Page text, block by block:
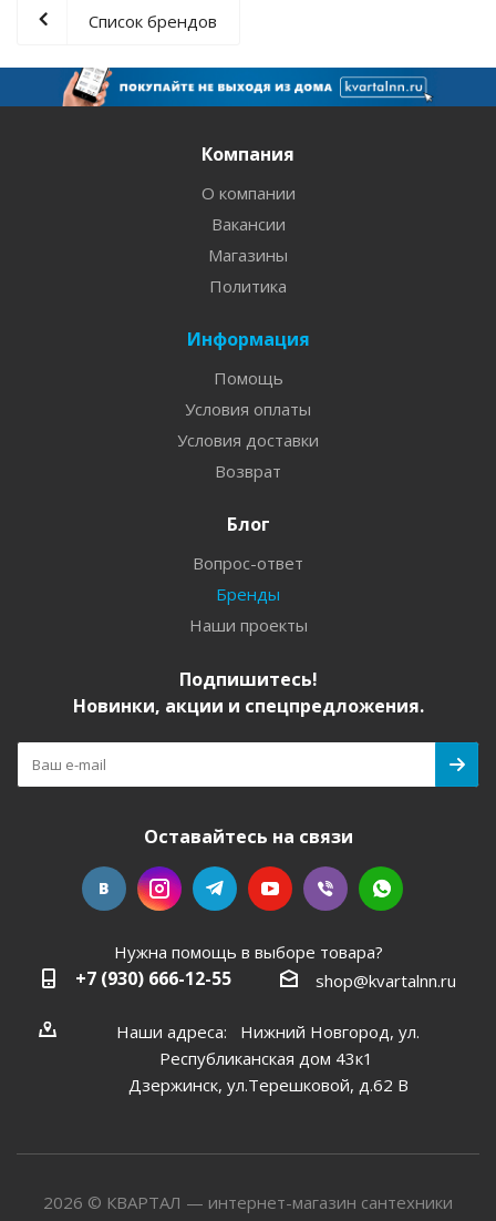
Список брендов
Компания
О компании
Вакансии
Магазины
Политика
Информация
Помощь
Условия оплаты
Условия доставки
Возврат
Блог
Вопрос-ответ
Бренды
Наши проекты
Подпишитесь!
Новинки, акции и спецпредложения.
Оставайтесь на связи
Нужна помощь в выборе товара?
+7 (930) 666-12-55 shop@kvartalnn.ru
Наши адреса: Нижний Новгород, ул.
Республиканская дом 43к1
Дзержинск, ул.Терешковой, д.62 В
2026 © КВАРТАЛ — интернет-магазин сантехники